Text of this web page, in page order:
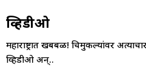
व्हिडीओ
महाराष्ट्रात खबबळ! चिमुकल्यांवर
व्हिडीओ अन्..